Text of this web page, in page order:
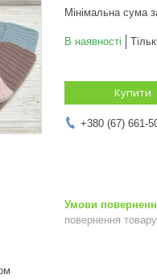
Мінімальна сума
В наявності
Купити
+380 (67) 661-
повернення